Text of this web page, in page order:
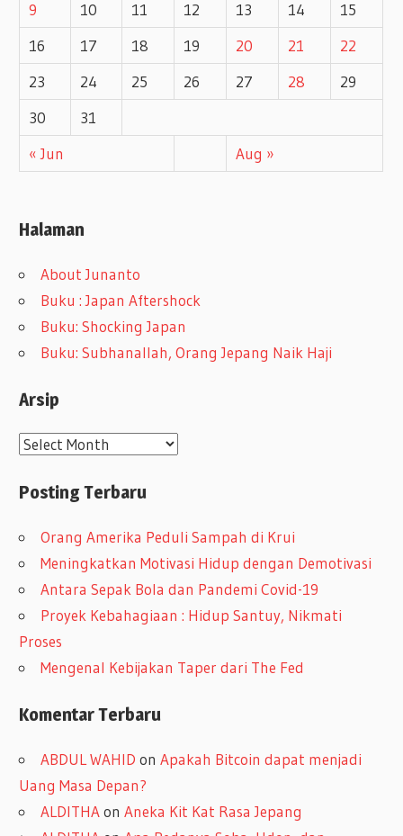
« Jun Aug »
9
10 11 12 13 14
15
16
17 18 19 20 21
22
23
24 25 26 27 28
29
30
31
Halaman
About Junanto
Buku : Japan Aftershock
Buku: Shocking Japan
Buku: Subhanallah, Orang Jepang Naik Haji
Arsip
A
s
Posting Terbaru
Orang Amerika Peduli Sampah di Krui
Meningkatkan Motivasi Hidup dengan Demotivasi
Antara Sepak Bola dan Pandemi Covid-19
Proyek Kebahagiaan : Hidup Santuy, Nikmati
Proses
Mengenal Kebijakan Taper dari The Fed
Komentar Terbaru
ABDUL WAHID onApakah Bitcoin dapat menjadi
Uang Masa Depan?
ALDITHAonAneka Kit Kat Rasa Jepang